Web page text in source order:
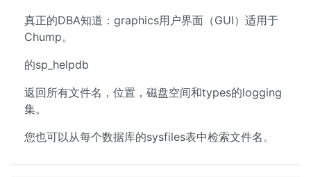
真正的DBA知道：graphics用户界面（GUI）适用于
Chump。
的sp_helpdb
返回所有文件名，位置，磁盘空间和types的logging
集。
您也可以从每个数据库的sysfiles表中检索文件名。